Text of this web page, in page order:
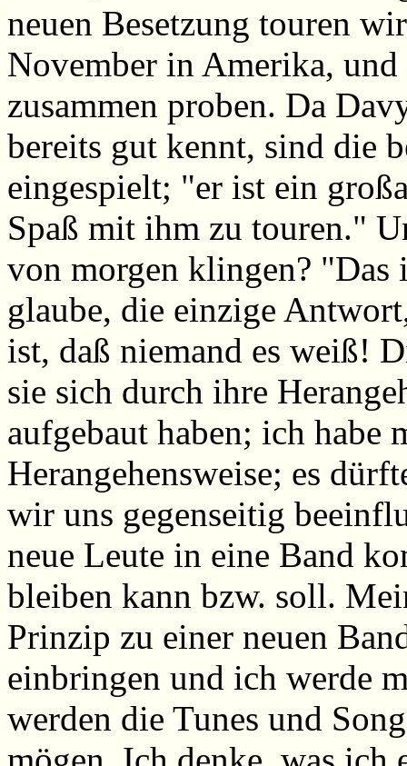
neuen Besetzung touren
November in Amerika,
zusammen proben. Da
bereits gut kennt, sind die
eingespielt; "er ist ein
Spaß mit ihm zu touren."
von morgen klingen? "Das
glaube, die einzige
ist, daß niemand es weiß!
sie sich durch ihre
aufgebaut haben; ich habe
Herangehensweise; es
wir uns gegenseitig
neue Leute in eine Band
bleiben kann bzw. soll.
Prinzip zu einer neuen
einbringen und ich werde
werden die Tunes und